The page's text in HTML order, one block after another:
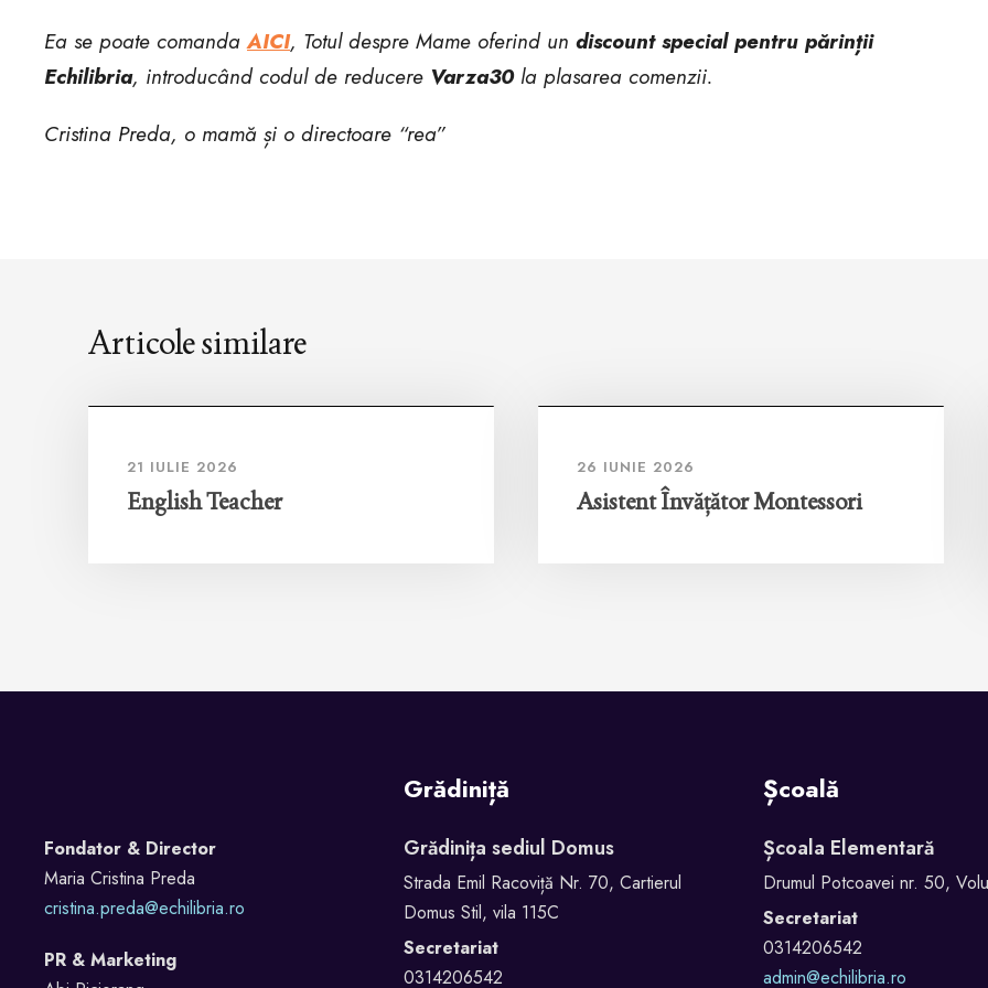
Ea se poate comandaAICI, Totul despre Mame oferind un discount special pentru părinții
Echilibria, introducând codul de reducere Varza30la plasarea comenzii.
Cristina Preda, o mamă și o directoare “rea”
Articole similare
21 IULIE 2026
English Teacher
26 IUNIE 2026
Asistent Învățător Montessori
Fondator & Director
Maria Cristina Preda
cristina.preda@echilibria.ro
PR & Marketing
Grădiniță
Grădinița sediul Domus
Strada Emil Racoviță Nr. 70, Cartierul
Domus Stil, vila 115C
Secretariat
0314206542
Școală
Școala Elementară
Drumul Potcoavei nr. 50,
Secretariat
0314206542
admin@echilibria.ro